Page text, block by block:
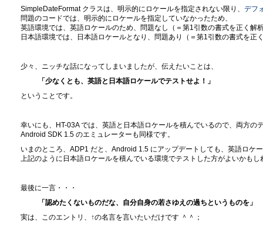
SimpleDateFormat クラスは、明示的にロケールを指定されない限り、 デフ
問題のコードでは、明示的にロケールを指定していなかったため、
英語環境では、英語ロケールのため、問題なし（＝第1引数の書式を正く解
日本語環境では、日本語ロケールとなり、問題あり（＝第1引数の書式を正
少々、ニッチな話になってしまいましたが、伝えたいことは、
「少なくとも、英語と日本語ロケールでテストせよ！」
ということです。
幸いにも、HT-03A では、英語と日本語ロケールを積んでいるので、両方の
Android SDK 1.5 のエミュレーターも同様です。
いまのところ、ADP1 だと、Android 1.5 にアップデートしても、英語ロケ
上記のように日本語ロケールを積んでいる環境でテストした方がよいかもし
最後に一言・・・
「認めたくないものだな、自分自身の若さゆえの過ちというものを」
実は、このエントリ、↑の名言を言いたいだけです ＾＾；